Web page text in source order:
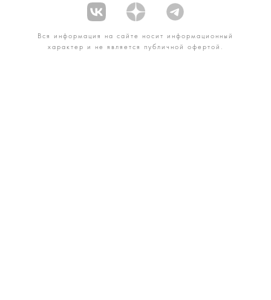
Вся информация на сайте носит информационный
характер и не является публичной офертой.